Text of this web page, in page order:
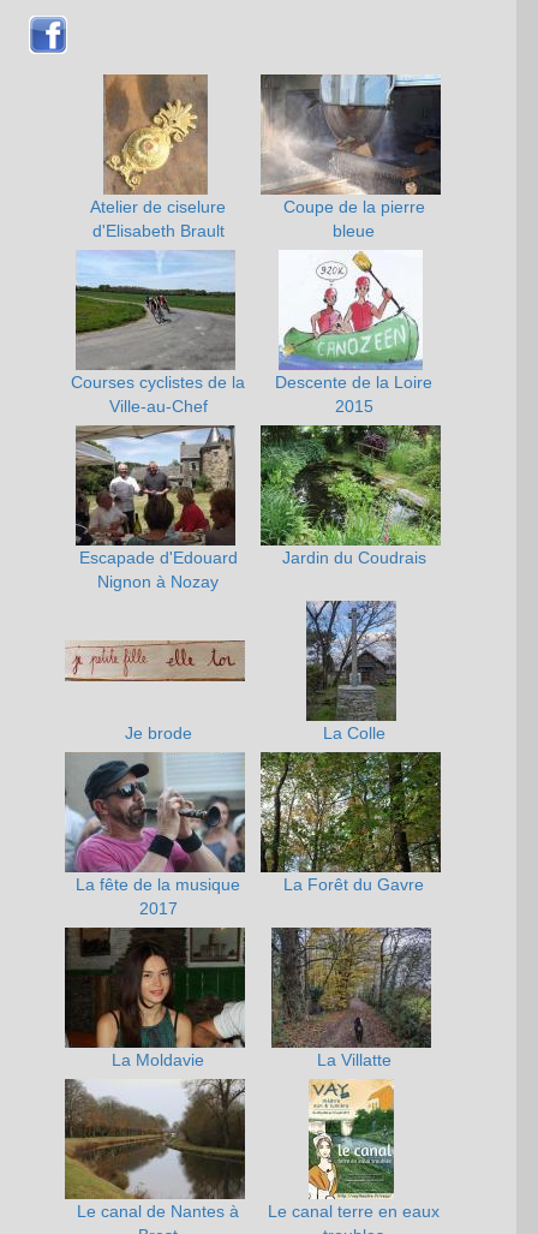
Atelier de ciselure
d'Elisabeth Brault
Coupe de la pierre
bleue
Courses cyclistes de la
Ville-au-Chef
Descente de la Loire
2015
Escapade d'Edouard
Nignon à Nozay
Jardin du Coudrais
Je brode La Colle
La fête de la musique
2017
La Forêt du Gavre
La Moldavie La Villatte
Le canal de Nantes à
Le canal terre en eaux